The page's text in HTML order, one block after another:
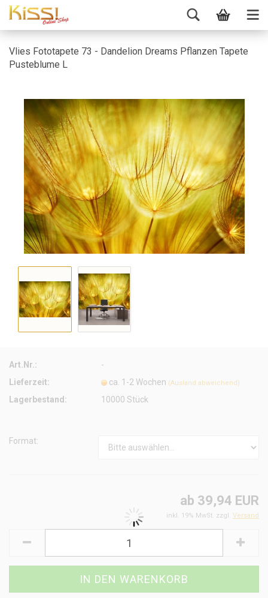
Vlies Fototapete 73 - Dandelion Dreams Pflanzen Tapete
Pusteblume L
Art.Nr.:
-
Lieferzeit:
ca. 1-2 Wochen (Ausland abweichend)
Lagerbestand: 10000Stück
Format:
ab 39,94 EUR
inkl. 19% MwSt. zzgl. Versand